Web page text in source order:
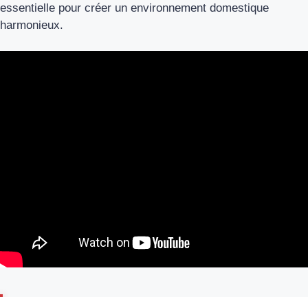
essentielle pour créer un environnement domestique
harmonieux.